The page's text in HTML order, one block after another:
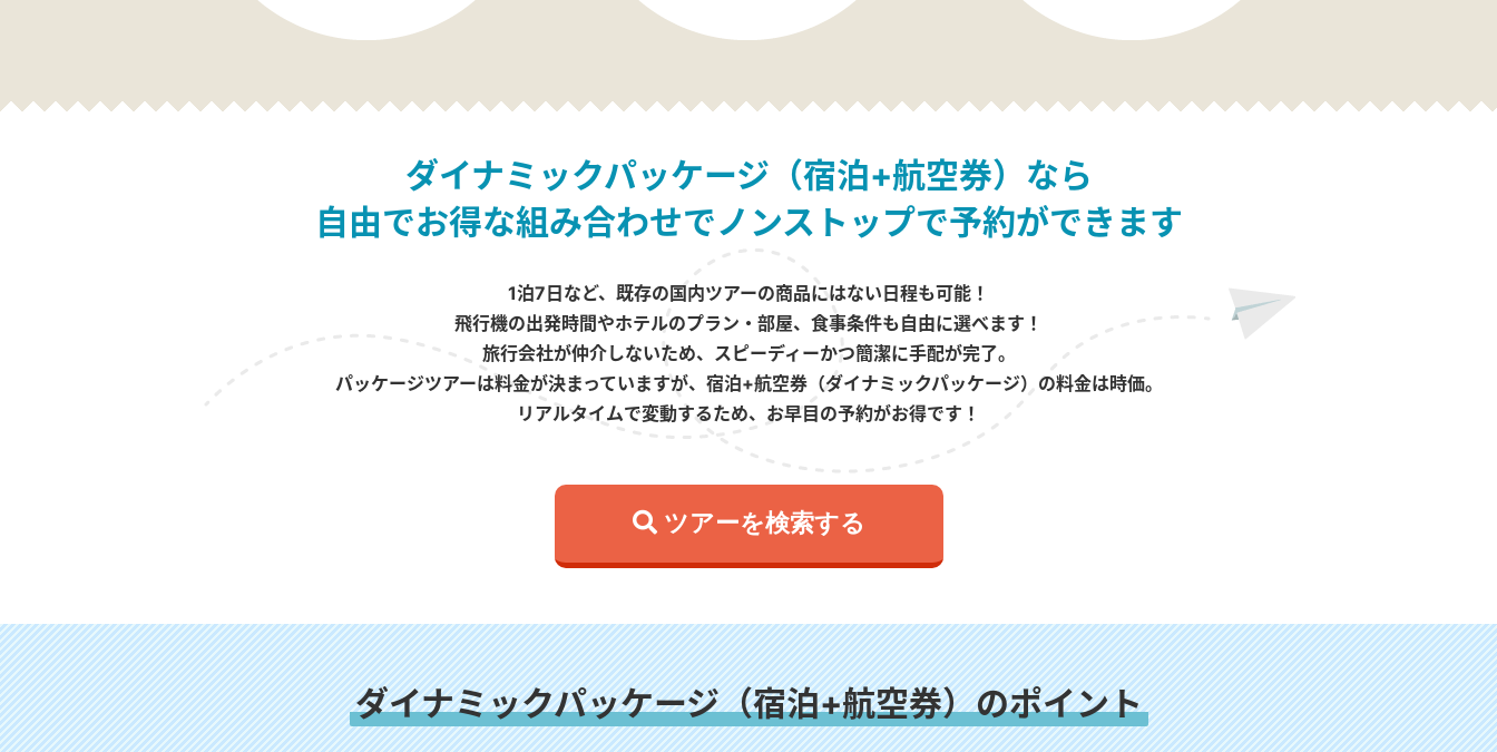
ダイナミックパッケージ（宿泊+航空券）なら
自由でお得な組み合わせでノンストップで予約ができます
1泊7日など、既存の国内ツアーの商品にはない日程も可能！
飛行機の出発時間やホテルのプラン・部屋、食事条件も自由に選べます！
旅行会社が仲介しないため、スピーディーかつ簡潔に手配が完了。
パッケージツアーは料金が決まっていますが、宿泊+航空券（ダイナミックパッケージ）の料金は時価。
リアルタイムで変動するため、お早目の予約がお得です！
 ツアーを検索する
ダイナミックパッケージ（宿泊+航空券）のポイント